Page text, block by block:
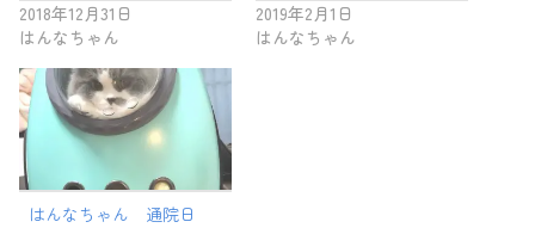
2018年12月31日
はんなちゃん
2019年2月1日
はんなちゃん
はんなちゃん 通院日